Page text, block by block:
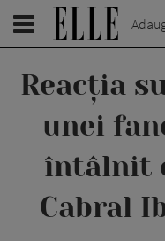
Reacția
unei
întâlnit
Cabral